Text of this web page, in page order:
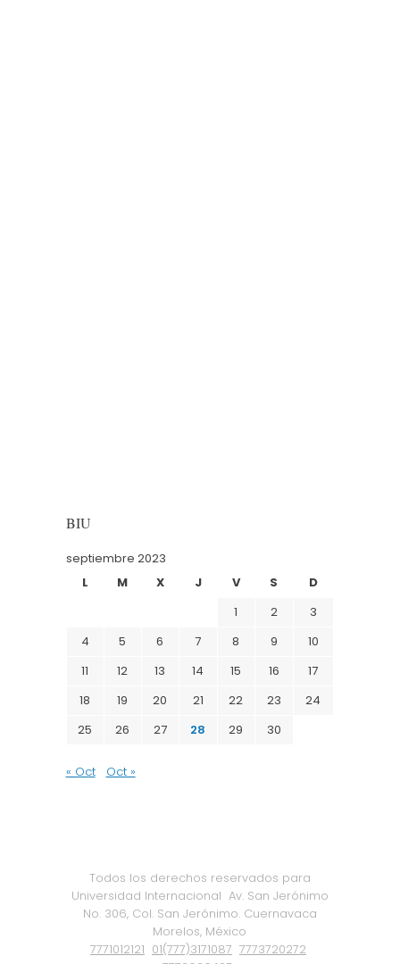
BIU
septiembre 2023
L
M X J V S
D
1
2
3
4
5 6 7 8 9
10
11
12 13 14 15 16
17
18
19 20 21 22 23
24
25
26 27 28 29 30
« Oct Oct »
Todos los derechos reservados para
Universidad Internacional Av. San Jerónimo
No. 306, Col. San Jerónimo. Cuernavaca
Morelos, México
7771012121 01(777)3171087 7773720272